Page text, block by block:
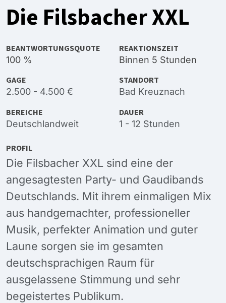
Die Filsbacher XXL
BEANTWORTUNGSQUOTE
100 %
REAKTIONSZEIT
Binnen 5 Stunden
GAGE
2.500 - 4.500 €
STANDORT
Bad Kreuznach
BEREICHE
Deutschlandweit
DAUER
1 - 12 Stunden
PROFIL
Die Filsbacher XXL sind eine der
angesagtesten Party- und Gaudibands
Deutschlands. Mit ihrem einmaligen Mix
aus handgemachter, professioneller
Musik, perfekter Animation und guter
Laune sorgen sie im gesamten
deutschsprachigen Raum für
ausgelassene Stimmung und sehr
begeistertes Publikum.